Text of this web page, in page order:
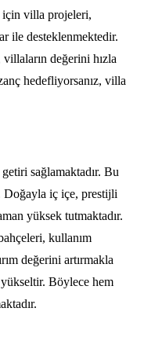
için villa projeleri,
ile desteklenmektedir.
değerini hızla
hedefliyorsanız, villa
sağlamaktadır. Bu
Doğayla iç içe, prestijli
yüksek tutmaktadır.
kullanım
değerini artırmakla
Böylece hem